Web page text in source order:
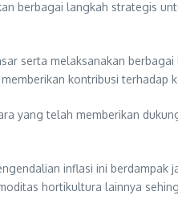
berbagai langkah strategis
serta melaksanakan
kontribusi terhadap
yang telah memberikan
inflasi ini berdampak
hortikultura lainnya